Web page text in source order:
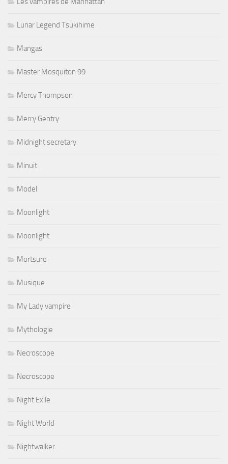
Lunar Legend Tsukihime
Mangas
Master Mosquiton 99
Mercy Thompson
Merry Gentry
Midnight secretary
Minuit
Model
Moonlight
Moonlight
Mortsure
Musique
My Lady vampire
Mythologie
Necroscope
Necroscope
Night Exile
Night World
Nightwalker